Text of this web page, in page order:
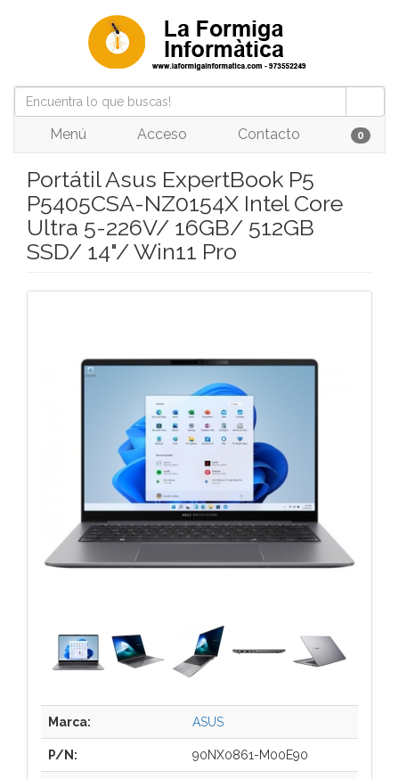
Menú Acceso Contacto 0
Portátil Asus ExpertBook P5
P5405CSA-NZ0154X Intel Core
Ultra 5-226V/ 16GB/ 512GB
SSD/ 14"/ Win11 Pro
Marca: ASUS
P/N: 90NX0861-M00E90